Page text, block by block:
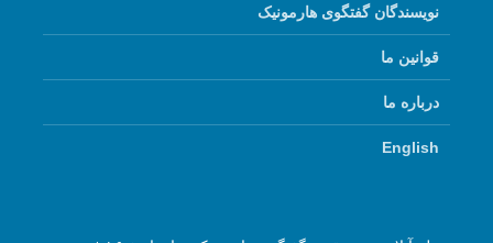
نویسندگان گفتگوی هارمونیک
قوانین ما
درباره ما
English